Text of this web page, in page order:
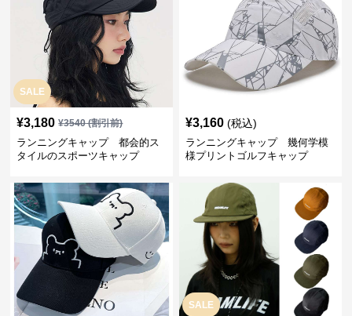
SALE
¥3,180 ¥3540(割引前)
ランニングキャップ 都会的ス
タイルのスポーツキャップ
¥3,160 (税込)
ランニングキャップ 幾何学模
様プリントゴルフキャップ
SALE